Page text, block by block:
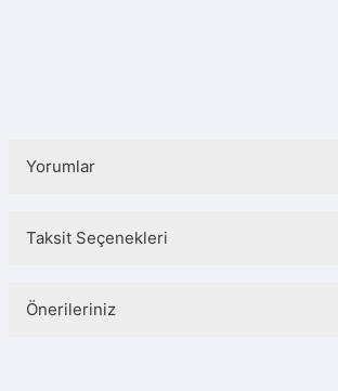
Yorumlar
Taksit Seçenekleri
Önerileriniz